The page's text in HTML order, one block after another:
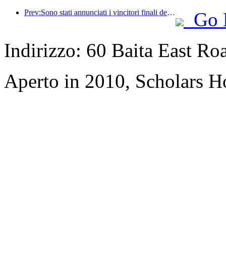
Prev:Sono stati annunciati i vincitori finali dei sei premi principali, a cui hanno partecipato oltre cento hotel e aziende che hanno ricevuto riconoscimenti annuali!
Go
Indirizzo: 60 Baita East
Aperto in 2010, Scholars